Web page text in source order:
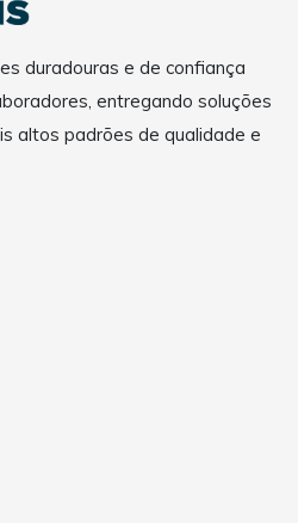
duradouras e de confiança
entregando soluções
altos padrões de qualidade e